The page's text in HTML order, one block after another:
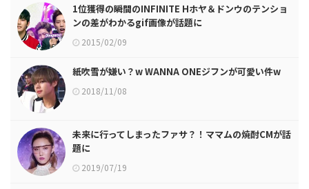
1位獲得の瞬間のINFINITE Hホヤ＆ドンウのテンショ
ンの差がわかるgif画像が話題に
2015/02/09
紙吹雪が嫌い？w WANNA ONEジフンが可愛い件w
2018/11/08
未来に行ってしまったファサ？！ママムの焼酎CMが話
題に
2019/07/19